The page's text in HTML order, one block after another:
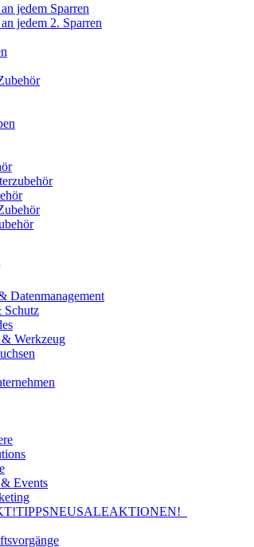
jedem Sparren
jedem 2. Sparren
Datenmanagement
Schutz
Werkzeug
Events
TIPPSNEUSALEAKTIONEN!